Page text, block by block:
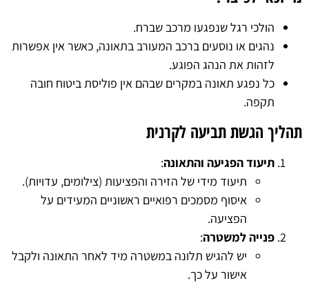
הולכי רגל שנפגעו מרכב שברח.
נהגים או נוסעים ברכב המעורב בתאונה, כאשר אין אפשרות
לזהות את הנהג הפוגע.
כל נפגע תאונה במקרים שבהם אין פוליסת ביטוח חובה
תקפה.
תהליך הגשת תביעה לקרנית
תיעוד הפגיעה והתאונה:
תיעוד מידי של הזירה והפציעות (צילומים, עדויות).
איסוף מסמכים רפואיים ראשוניים המעידים על
הפציעה.
פנייה למשטרה:
יש להגיש תלונה במשטרה מיד לאחר התאונה ולקבל
אישור על כך.